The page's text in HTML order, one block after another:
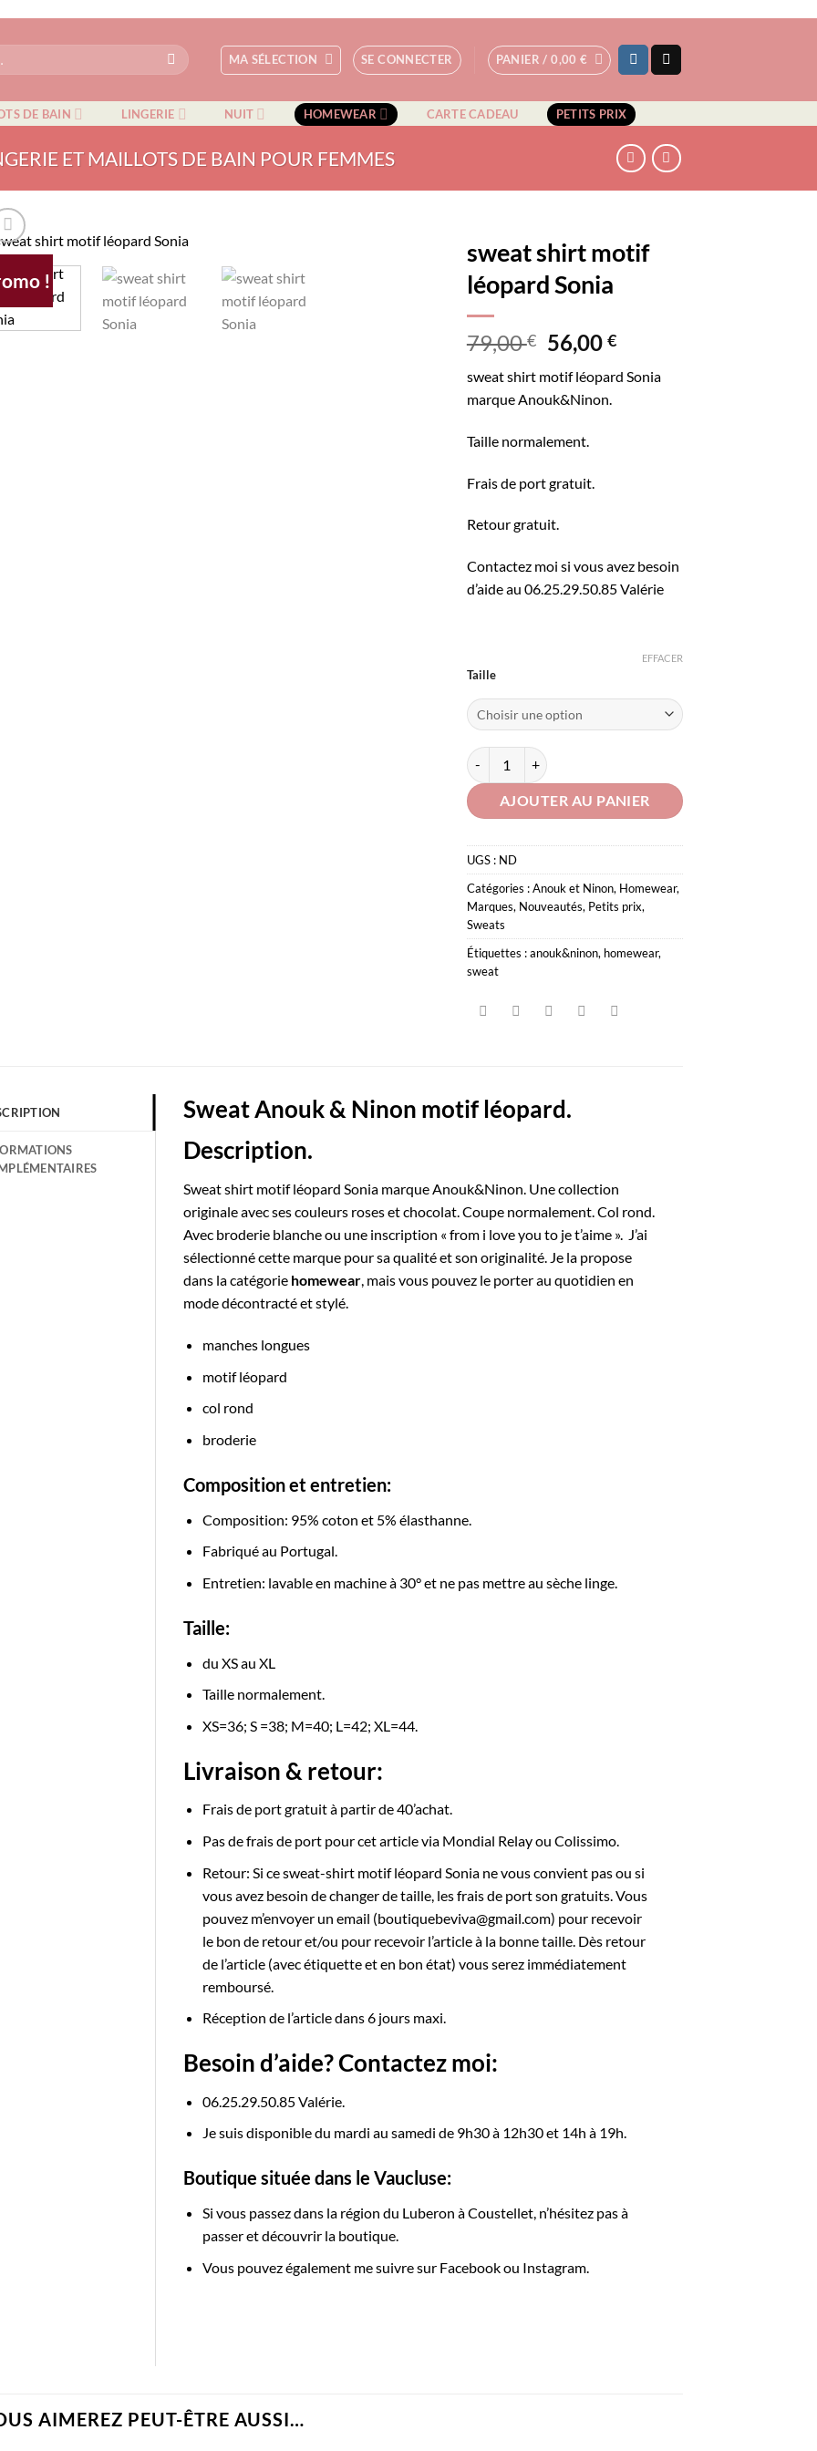
MA SÉLECTION SE CONNECTER PANIER /0,00€
DE BAIN LINGERIE NUIT HOMEWEAR CARTE CADEAU PETITS PRIX
ET MAILLOTS DE BAIN POUR FEMMES
!
sweat shirt motif
léopard Sonia
79,00€ Le
prix
initial
était :
56,00€Le
actuel
sweat shirt motif léopard Sonia
marque Anouk&Ninon.
Taille normalement.
Frais de port gratuit.
Retour gratuit.
Contactez moi si vous avez besoin
d’aide au 06.25.29.50.85 Valérie
Taille
EFFACER
quantité de sweat shirt motif léopard Sonia
AJOUTER AU PANIER
UGS : ND
Catégories :Anouk et Ninon, Homewear,
Marques, Nouveautés, Petits prix,
Sweats
Étiquettes :anouk&ninon, homewear,
sweat
Sweat Anouk & Ninon motif léopard.
Description.
Sweat shirt motif léopard Sonia marque Anouk&Ninon. Une collection
originale avec ses couleurs roses et chocolat. Coupe normalement. Col rond.
Avec broderie blanche ou une inscription « from i love you to je t’aime ». J’ai
sélectionné cette marque pour sa qualité et son originalité. Je la propose
dans la catégorie homewear, mais vous pouvez le porter au quotidien en
mode décontracté et stylé.
manches longues
motif léopard
col rond
broderie
Composition et entretien:
Composition: 95% coton et 5% élasthanne.
Fabriqué au Portugal.
Entretien: lavable en machine à 30° et ne pas mettre au sèche linge.
Taille:
du XS au XL
Taille normalement.
XS=36; S =38; M=40; L=42; XL=44.
Livraison & retour:
Frais de port gratuit à partir de 40’achat.
Pas de frais de port pour cet article via Mondial Relay ou Colissimo.
Retour: Si ce sweat-shirt motif léopard Sonia ne vous convient pas ou si
vous avez besoin de changer de taille, les frais de port son gratuits. Vous
pouvez m’envoyer un email (boutiquebeviva@gmail.com) pour recevoir
le bon de retour et/ou pour recevoir l’article à la bonne taille. Dès retour
de l’article (avec étiquette et en bon état) vous serez immédiatement
remboursé.
Réception de l’article dans 6 jours maxi.
Besoin d’aide? Contactez moi:
06.25.29.50.85 Valérie.
Je suis disponible du mardi au samedi de 9h30 à 12h30 et 14h à 19h.
Boutique située dans le Vaucluse:
Si vous passez dans la région du Luberon à Coustellet, n’hésitez pas à
passer et découvrir la boutique.
Vous pouvez également me suivre sur Facebook ou Instagram.
AIMEREZ PEUT-ÊTRE AUSSI…